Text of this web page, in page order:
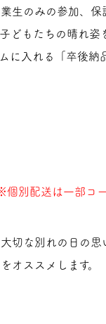
生のみの参加、
どもたちの晴れ
に入れる「卒後納
個別配送は一部コー
切な別れの日の
オススメします。